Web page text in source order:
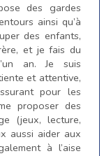
des gardes
ainsi qu’à
des enfants,
et je fais du
an. Je suis
et attentive,
pour les
proposer des
(jeux, lecture,
aussi aider aux
à l’aise